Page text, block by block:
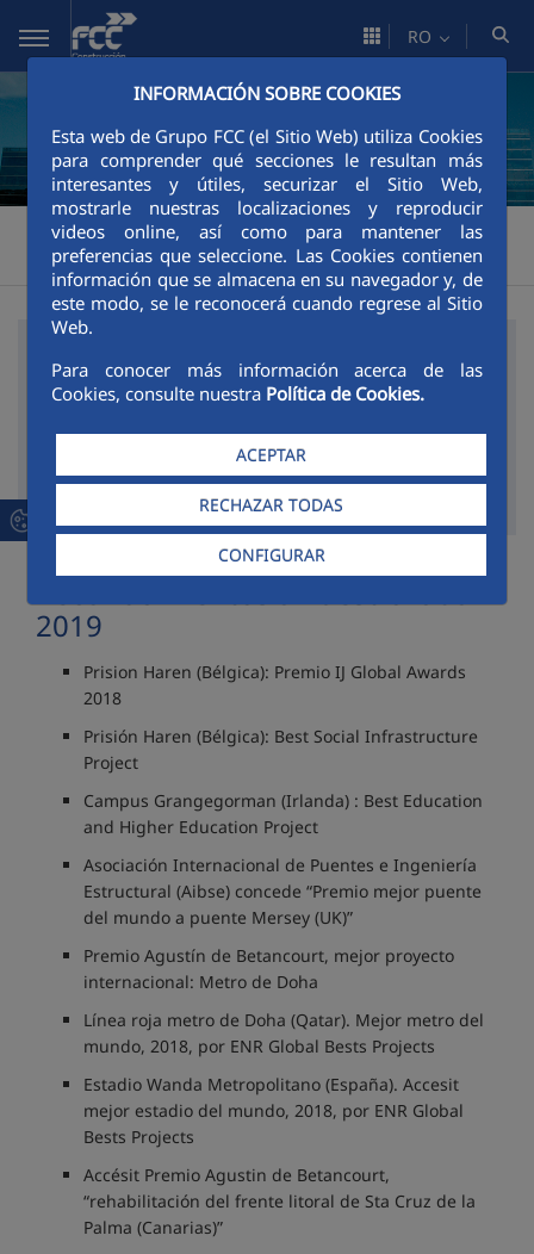
Skip to Main Content
INFORMACIÓN SOBRE COOKIES
Esta web de Grupo FCC (el Sitio Web) utiliza Cookies
para comprender qué secciones le resultan más
interesantes y útiles, securizar el Sitio Web,
mostrarle nuestras localizaciones y reproducir
videos online, así como para mantener las
preferencias que seleccione. Las Cookies contienen
información que se almacena en su navegador y, de
este modo, se le reconocerá cuando regrese al Sitio
Web.
Para conocer más información acerca de las
Cookies, consulte nuestra Política de Cookies.
ACEPTAR
RECHAZAR TODAS
CONFIGURAR
RO
Construcción > Zona corporativă Premios y distinciones >
Premios y distinciones 2019
MOTOR DE CĂUTARE
Modificarea valorii selectorului va încărca alta pagină
Filtrare
2019
Prision Haren (Bélgica): Premio IJ Global Awards
2018
Prisión Haren (Bélgica): Best Social Infrastructure
Project
Campus Grangegorman (Irlanda) : Best Education
and Higher Education Project
Asociación Internacional de Puentes e Ingeniería
Estructural (Aibse) concede “Premio mejor puente
del mundo a puente Mersey (UK)”
Premio Agustín de Betancourt, mejor proyecto
internacional: Metro de Doha
Línea roja metro de Doha (Qatar). Mejor metro del
mundo, 2018, por ENR Global Bests Projects
Estadio Wanda Metropolitano (España). Accesit
mejor estadio del mundo, 2018, por ENR Global
Bests Projects
Accésit Premio Agustin de Betancourt,
“rehabilitación del frente litoral de Sta Cruz de la
Palma (Canarias)”